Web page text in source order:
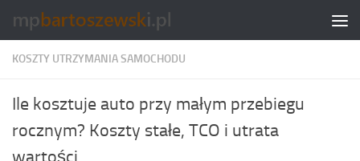
Skip to content
KOSZTY UTRZYMANIA SAMOCHODU
Ile kosztuje auto przy małym przebiegu
rocznym? Koszty stałe, TCO i utrata